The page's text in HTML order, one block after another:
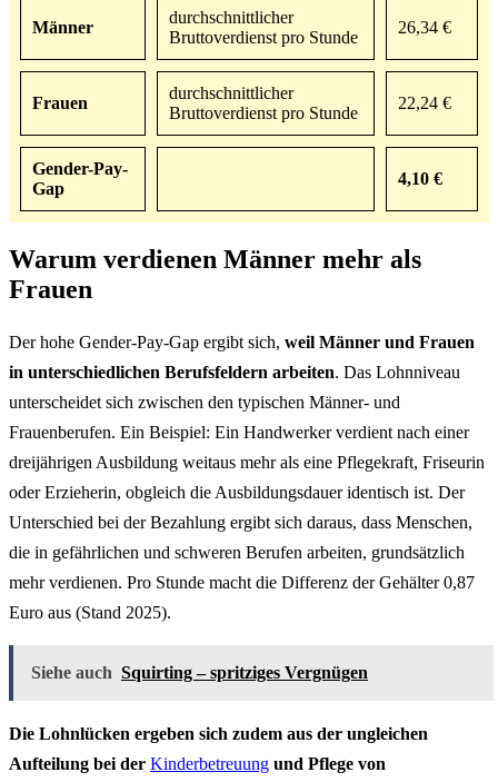
Männer
durchschnittlicher
Bruttoverdienst pro Stunde
26,34 €
Frauen
durchschnittlicher
Bruttoverdienst pro Stunde
22,24 €
Gender-Pay-
Gap
4,10 €
Warum verdienen Männer mehr als
Frauen
Der hohe Gender-Pay-Gap ergibt sich, weil Männer und Frauen
in unterschiedlichen Berufsfeldern arbeiten. Das Lohnniveau
unterscheidet sich zwischen den typischen Männer- und
Frauenberufen. Ein Beispiel: Ein Handwerker verdient nach einer
dreijährigen Ausbildung weitaus mehr als eine Pflegekraft, Friseurin
oder Erzieherin, obgleich die Ausbildungsdauer identisch ist. Der
Unterschied bei der Bezahlung ergibt sich daraus, dass Menschen,
die in gefährlichen und schweren Berufen arbeiten, grundsätzlich
mehr verdienen. Pro Stunde macht die Differenz der Gehälter 0,87
Euro aus (Stand 2025).
Siehe auch Squirting – spritziges Vergnügen
Die Lohnlücken ergeben sich zudem aus der ungleichen
Aufteilung bei der Kinderbetreuung und Pflege von